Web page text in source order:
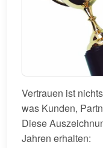
Vertrauen ist
was Kunden,
Diese
Jahren erhalten: